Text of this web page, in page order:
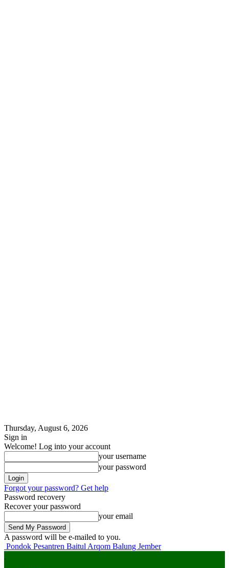
Thursday, August 6, 2026
Sign in
Welcome! Log into your account
your username
your password
Forgot your password? Get help
Password recovery
Recover your password
your email
A password will be e-mailed to you.
Pondok Pesantren Baitul Arqom Balung Jember